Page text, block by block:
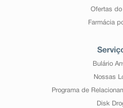
Ofertas do
Farmácia
Bulário
Nossas
Programa de
Disk